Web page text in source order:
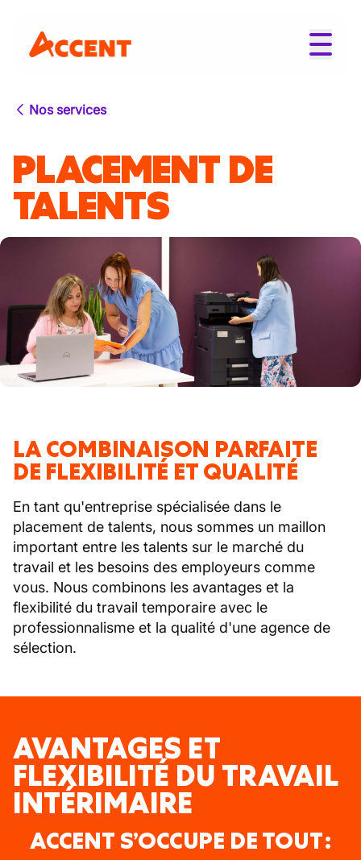
Nos services
PLACEMENT DE
TALENTS
LA COMBINAISON PARFAITE
DE FLEXIBILITÉ ET QUALITÉ
En tant qu'entreprise spécialisée dans le
placement de talents, nous sommes un maillon
important entre les talents sur le marché du
travail et les besoins des employeurs comme
vous. Nous combinons les avantages et la
flexibilité du travail temporaire avec le
professionnalisme et la qualité d'une agence de
sélection.
AVANTAGES ET
FLEXIBILITÉ DU TRAVAIL
INTÉRIMAIRE
ACCENT S’OCCUPE DE TOUT :